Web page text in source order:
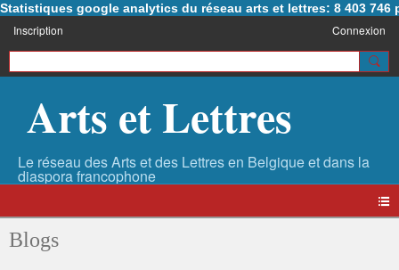
Statistiques google analytics du réseau arts et lettres: 8 403 746
Inscription Connexion
Arts et Lettres
Blogs